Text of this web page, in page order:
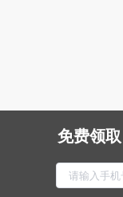
免费领取